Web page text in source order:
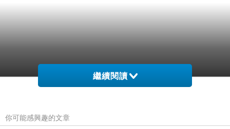
繼續閱讀
你可能感興趣的文章